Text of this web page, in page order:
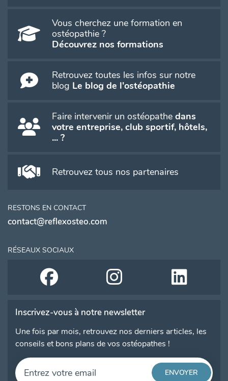
Vous cherchez une formation en
ostéopathie ?
Découvrez nos formations
Retrouvez toutes les infos sur notre
blog Le blog de l'ostéopathie
Faire intervenir un ostéopathe dans
votre entreprise, club sportif, hôtels,
... ?
Retrouvez tous nos partenaires
RESTONS EN CONTACT
contact@reflexosteo.com
RÉSEAUX SOCIAUX
Inscrivez-vous à notre newsletter
Une fois par mois, retrouvez nos derniers articles, les
conseils et bons plans de vos ostéopathes !